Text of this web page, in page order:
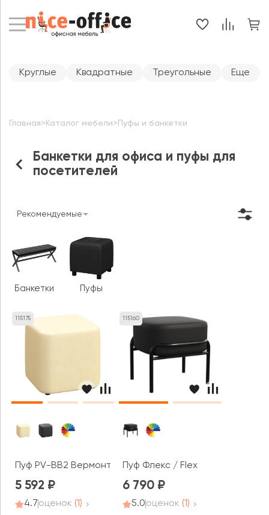
Банкетки для офиса и пуфы для
посетителей
Главная> Каталог мебели> Пуфы и банкетки
Круглые Квадратные Треугольные Еще
Рекомендуемые
115175
Пуф PV-BB2 Вермонт / Vermont
5 592
4.7оценок (1)
115160
Пуф Флекс / Flex
6 790
5.0оценок (1)
Банкетки Пуфы